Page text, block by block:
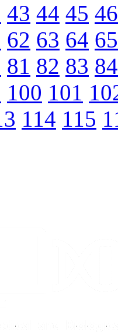
43 44 45 46
62 63 64 65
81 82 83 84
100 101
114 115